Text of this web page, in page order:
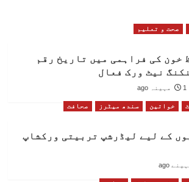
صحت و تعلیم
خون کی فراہمی میں تاریخ رقم
نیٹ ورک فعال
1 مہینہ ago
خواتین سندھ میٹرز صحافت
کے لیے لیڈرشپ تربیتی ورکشاپ